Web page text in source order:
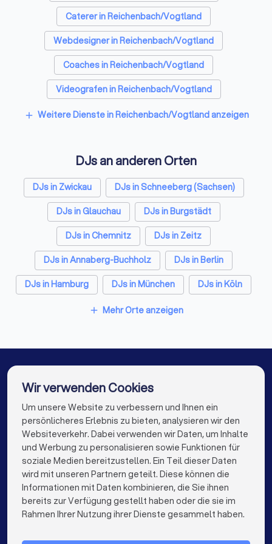
Caterer in Reichenbach/Vogtland
Webdesigner in Reichenbach/Vogtland
Coaches in Reichenbach/Vogtland
Videografen in Reichenbach/Vogtland
Bestatter in Reichenbach/Vogtland
Sicherheitsdienste in Reichenbach/Vogtland
Freie Redner in Reichenbach/Vogtland
add Weitere Dienste in Reichenbach/Vogtland anzeigen
DJs an anderen Orten
DJs in Zwickau
DJs in Schneeberg (Sachsen)
DJs in Glauchau
DJs in Burgstädt
DJs in Chemnitz
DJs in Zeitz
DJs in Annaberg-Buchholz
DJs in Berlin
DJs in Hamburg
DJs in München
DJs in Köln
DJs in Frankfurt am Main
DJs in Stuttgart
DJs in Dresden
DJs in Hannover
DJs in Duisburg
DJs in Bochum
DJs in Wuppertal
DJs in Bielefeld
DJs in Bonn
DJs in Münster
DJs in der Nähe
add Mehr Orte anzeigen
Die besten DJs für Sie
info@trustlocal.de
FÜR PRIVATPERSONEN
Wir verwenden Cookies
Um unsere Website zu verbessern und Ihnen ein
persönlicheres Erlebnis zu bieten, analysieren wir den
Websiteverkehr. Dabei verwenden wir Daten, um Inhalte
und Werbung zu personalisieren sowie Funktionen für
soziale Medien bereitzustellen. Ein Teil dieser Daten
wird mit unseren Partnern geteilt. Diese können die
Informationen mit Daten kombinieren, die Sie ihnen
bereits zur Verfügung gestellt haben oder die sie im
Rahmen Ihrer Nutzung ihrer Dienste gesammelt haben.